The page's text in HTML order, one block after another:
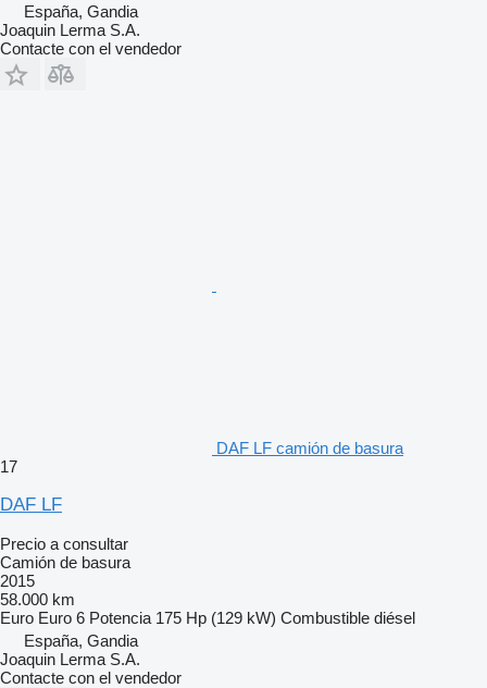
España, Gandia
Joaquin Lerma S.A.
Contacte con el vendedor
DAF LF camión de basura
17
DAF LF
Precio a consultar
Camión de basura
2015
58.000 km
Euro Euro 6 Potencia 175 Hp (129 kW) Combustible diésel
España, Gandia
Joaquin Lerma S.A.
Contacte con el vendedor